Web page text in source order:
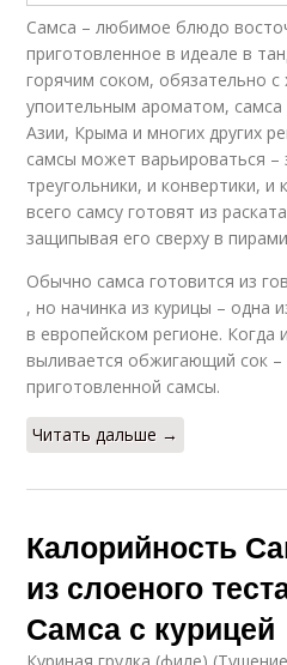
Самса – любимое блюдо
приготовленное в идеале в
горячим соком, обязательно
упоительным ароматом, самса
Азии, Крыма и многих других
самсы может варьироваться
треугольники, и конвертики,
всего самсу готовят из
защипывая его сверху в
Обычно самса готовится из
, но начинка из курицы – одна
в европейском регионе. Когда
выливается обжигающий сок –
приготовленной самсы.
Читать дальше →
Калорийность
из слоеного
Самса с курицей